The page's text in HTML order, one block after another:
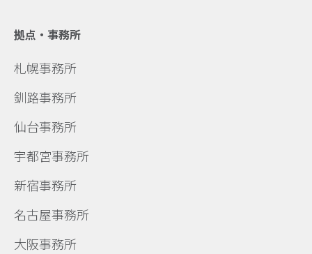
拠点・事務所
札幌事務所
釧路事務所
仙台事務所
宇都宮事務所
新宿事務所
名古屋事務所
大阪事務所